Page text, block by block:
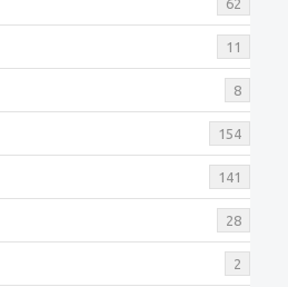
62
11
8
154
141
28
2